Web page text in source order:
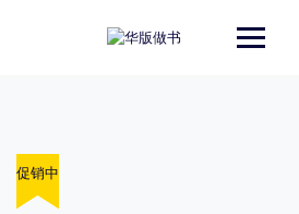
促销中
促销中
促销中
促销中
促销中